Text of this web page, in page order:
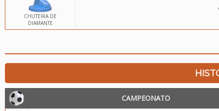
CHUTEIRA DE
DIAMANTE
CAMPEONATO